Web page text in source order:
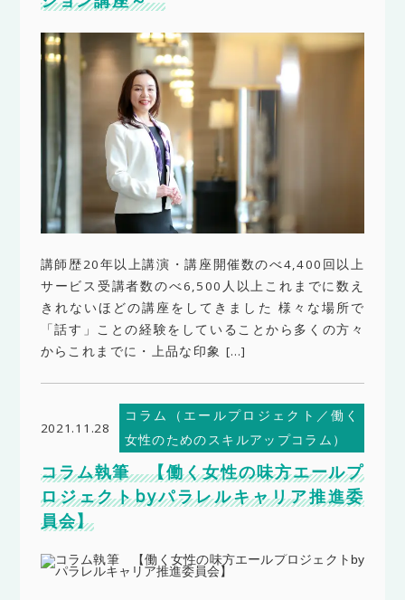
講師歴20年以上講演・講座開催数のべ4,400回以上
サービス受講者数のべ6,500人以上これまでに数え
きれないほどの講座をしてきました 様々な場所で
「話す」ことの経験をしていることから多くの方々
からこれまでに・上品な印象 […]
2021.11.28
コラム（エールプロジェクト／働く
女性のためのスキルアップコラム）
コラム執筆 【働く女性の味方エールプ
ロジェクトbyパラレルキャリア推進委
員会】